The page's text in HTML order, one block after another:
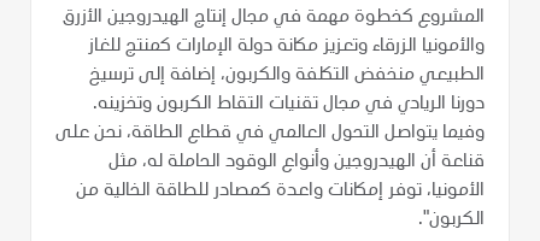
المشروع كخطوة مهمة في مجال إنتاج الهيدروجين الأزرق
والأمونيا الزرقاء وتعزيز مكانة دولة الإمارات كمنتج للغاز
الطبيعي منخفض التكلفة والكربون، إضافة إلى ترسيخ
دورنا الريادي في مجال تقنيات التقاط الكربون وتخزينه.
وفيما يتواصل التحول العالمي في قطاع الطاقة، نحن على
قناعة أن الهيدروجين وأنواع الوقود الحاملة له، مثل
الأمونيا، توفر إمكانات واعدة كمصادر للطاقة الخالية من
الكربون".